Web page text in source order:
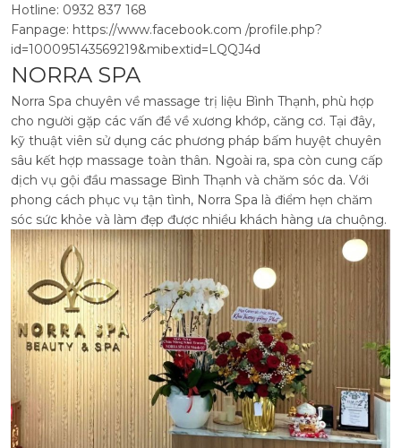
Hotline: 0932 837 168
Fanpage: https://www.facebook.com /profile.php?
id=100095143569219&mibextid=LQQJ4d
NORRA SPA
Norra Spa chuyên về massage trị liệu Bình Thạnh, phù hợp
cho người gặp các vấn đề về xương khớp, căng cơ. Tại đây,
kỹ thuật viên sử dụng các phương pháp bấm huyệt chuyên
sâu kết hợp massage toàn thân. Ngoài ra, spa còn cung cấp
dịch vụ gội đầu massage Bình Thạnh và chăm sóc da. Với
phong cách phục vụ tận tình, Norra Spa là điểm hẹn chăm
sóc sức khỏe và làm đẹp được nhiều khách hàng ưa chuộng.